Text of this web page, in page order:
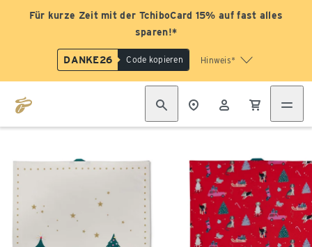
Für kurze Zeit mit der TchiboCard 15% auf fast alles
sparen!*
DANKE26 Code kopieren Hinweis*